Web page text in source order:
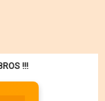
!!!